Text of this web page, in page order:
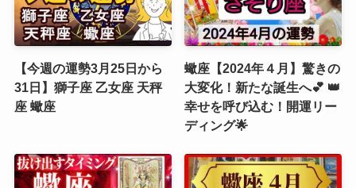
【今週の運勢3月25日から
31日】獅子座 乙女座 天秤
座 蠍座
蠍座【2024年４月】驚きの
大変化！新たな誕生へ💕 👑
幸せを呼び込む！開運リー
ディング🌟